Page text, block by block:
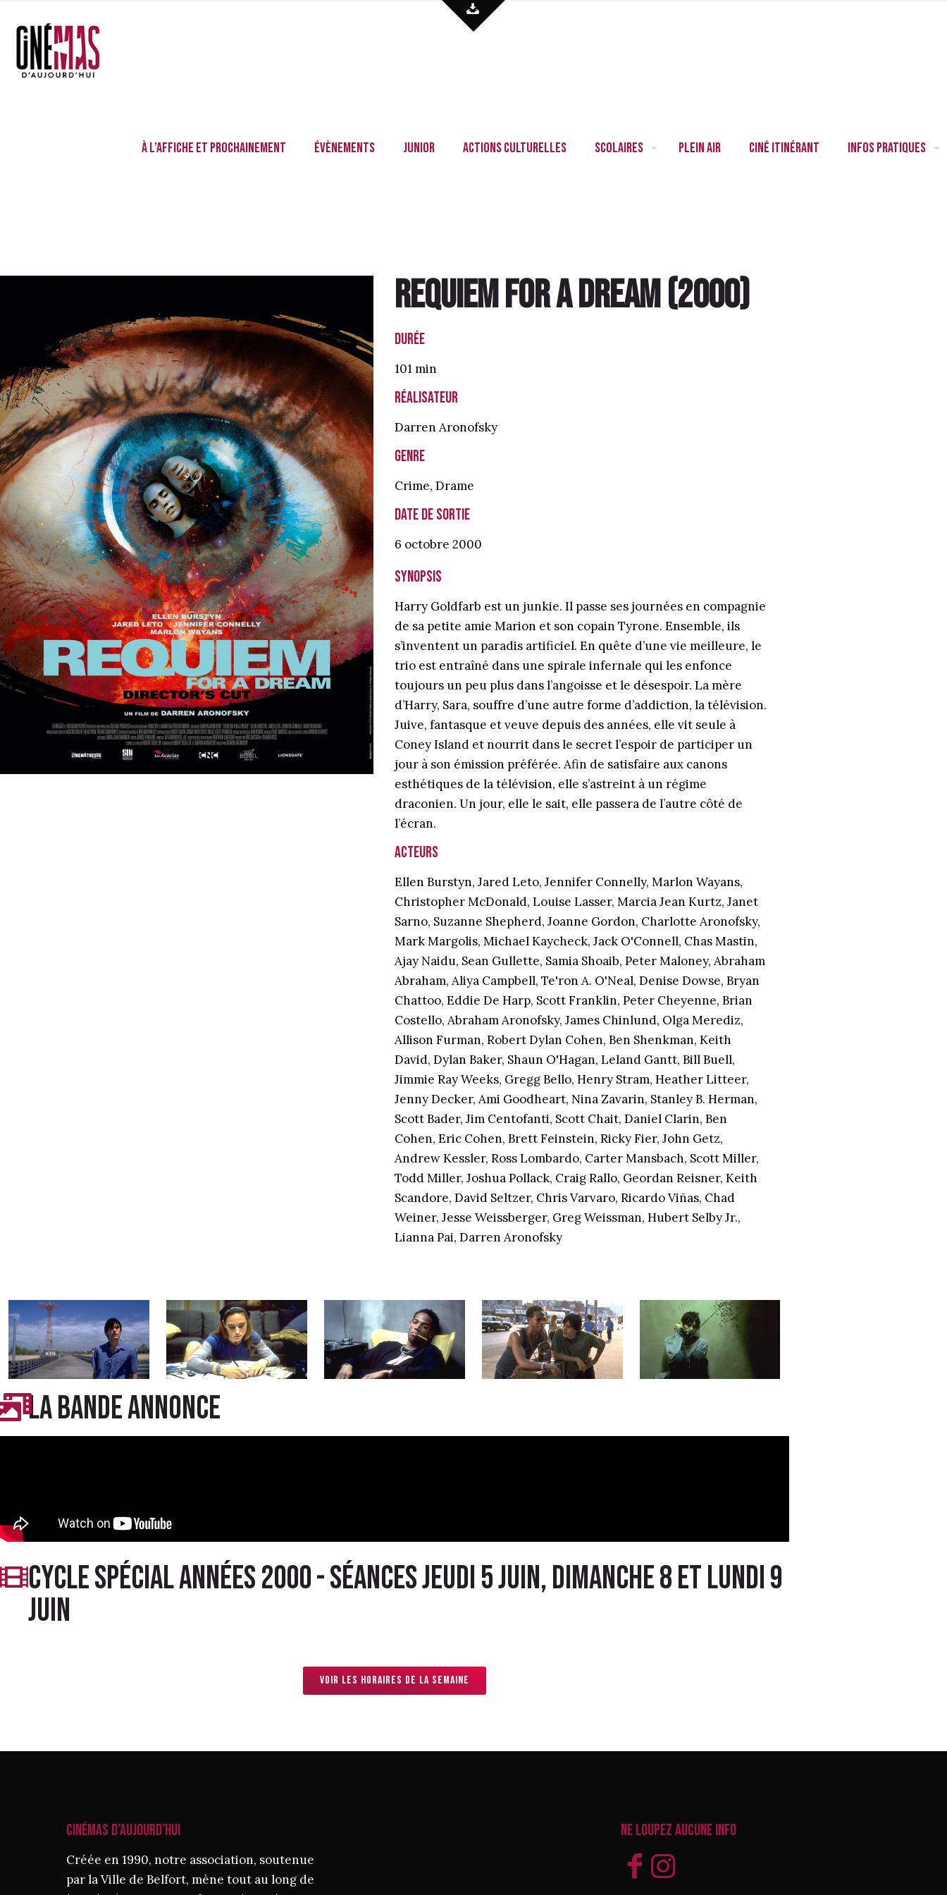
À l’affiche et prochainement Évènements Junior Actions culturelles Scolaires Plein air Ciné itinérant Infos pratiques
Requiem for a Dream(2000)
Durée
101 min
Réalisateur
Darren Aronofsky
Genre
Crime, Drame
Date de sortie
6 octobre 2000
Synopsis
Harry Goldfarb est un junkie. Il passe ses journées en compagnie
de sa petite amie Marion et son copain Tyrone. Ensemble, ils
s’inventent un paradis artificiel. En quête d’une vie meilleure, le
trio est entraîné dans une spirale infernale qui les enfonce
toujours un peu plus dans l’angoisse et le désespoir. La mère
d’Harry, Sara, souffre d’une autre forme d’addiction, la télévision.
Juive, fantasque et veuve depuis des années, elle vit seule à
Coney Island et nourrit dans le secret l’espoir de participer un
jour à son émission préférée. Afin de satisfaire aux canons
esthétiques de la télévision, elle s’astreint à un régime
draconien. Un jour, elle le sait, elle passera de l’autre côté de
l’écran.
Acteurs
Ellen Burstyn, Jared Leto, Jennifer Connelly, Marlon Wayans,
Christopher McDonald, Louise Lasser, Marcia Jean Kurtz, Janet
Sarno, Suzanne Shepherd, Joanne Gordon, Charlotte Aronofsky,
Mark Margolis, Michael Kaycheck, Jack O'Connell, Chas Mastin,
Ajay Naidu, Sean Gullette, Samia Shoaib, Peter Maloney, Abraham
Abraham, Aliya Campbell, Te'ron A. O'Neal, Denise Dowse, Bryan
Chattoo, Eddie De Harp, Scott Franklin, Peter Cheyenne, Brian
Costello, Abraham Aronofsky, James Chinlund, Olga Merediz,
Allison Furman, Robert Dylan Cohen, Ben Shenkman, Keith
David, Dylan Baker, Shaun O'Hagan, Leland Gantt, Bill Buell,
Jimmie Ray Weeks, Gregg Bello, Henry Stram, Heather Litteer,
Jenny Decker, Ami Goodheart, Nina Zavarin, Stanley B. Herman,
Scott Bader, Jim Centofanti, Scott Chait, Daniel Clarin, Ben
Cohen, Eric Cohen, Brett Feinstein, Ricky Fier, John Getz,
Andrew Kessler, Ross Lombardo, Carter Mansbach, Scott Miller,
Todd Miller, Joshua Pollack, Craig Rallo, Geordan Reisner, Keith
Scandore, David Seltzer, Chris Varvaro, Ricardo Viñas, Chad
Weiner, Jesse Weissberger, Greg Weissman, Hubert Selby Jr.,
Lianna Pai, Darren Aronofsky
LA BANDE ANNONCE
Cycle spécial années 2000 - séances jeudi 5 juin, dimanche 8 et lundi 9
juin
Voir les horaires de la semaine
CINÉMAS D’AUJOURD’HUI
Créée en 1990, notre association, soutenue
par la Ville de Belfort, mène tout au long de
Ne loupez aucune info